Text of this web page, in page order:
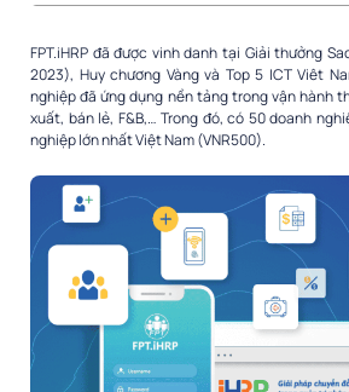
FPT.iHRP đã được vinh danh tại Giải thưởng
2023), Huy chương Vàng và Top 5 ICT Viêt
nghiệp đã ứng dụng nền tảng trong vận hành
xuất, bán lẻ, F&B,… Trong đó, có 50 doanh
nghiệp lớn nhất Việt Nam (VNR500).